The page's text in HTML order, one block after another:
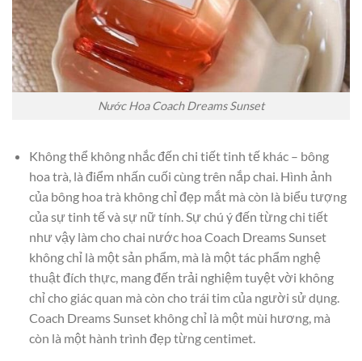
Nước Hoa Coach Dreams Sunset
Không thể không nhắc đến chi tiết tinh tế khác – bông
hoa trà, là điểm nhấn cuối cùng trên nắp chai. Hình ảnh
của bông hoa trà không chỉ đẹp mắt mà còn là biểu tượng
của sự tinh tế và sự nữ tính. Sự chú ý đến từng chi tiết
như vậy làm cho chai nước hoa Coach Dreams Sunset
không chỉ là một sản phẩm, mà là một tác phẩm nghệ
thuật đích thực, mang đến trải nghiệm tuyệt vời không
chỉ cho giác quan mà còn cho trái tim của người sử dụng.
Coach Dreams Sunset không chỉ là một mùi hương, mà
còn là một hành trình đẹp từng centimet.